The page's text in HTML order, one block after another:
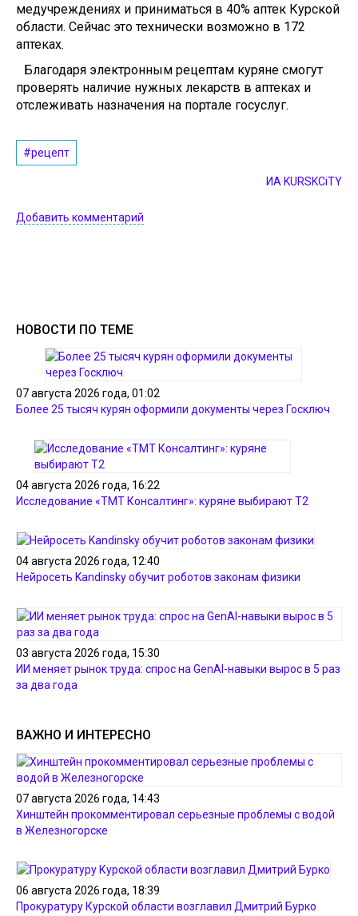
медучреждениях и приниматься в 40% аптек Курской
области. Сейчас это технически возможно в 172
аптеках.
Благодаря электронным рецептам куряне смогут
проверять наличие нужных лекарств в аптеках и
отслеживать назначения на портале госуслуг.
#рецепт
ИА KURSKCiTY
Добавить комментарий
НОВОСТИ ПО ТЕМЕ
07 августа 2026 года, 01:02
Более 25 тысяч курян оформили документы через Госключ
04 августа 2026 года, 16:22
Исследование «ТМТ Консалтинг»: куряне выбирают Т2
04 августа 2026 года, 12:40
Нейросеть Kandinsky обучит роботов законам физики
03 августа 2026 года, 15:30
ИИ меняет рынок труда: спрос на GenAI-навыки вырос в 5 раз
за два года
ВАЖНО И ИНТЕРЕСНО
07 августа 2026 года, 14:43
Хинштейн прокомментировал серьезные проблемы с водой
в Железногорске
06 августа 2026 года, 18:39
Прокуратуру Курской области возглавил Дмитрий Бурко